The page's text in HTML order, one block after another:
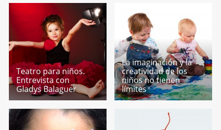
Teatro para niños.
Entrevista con
Gladys Balaguer
La imaginación y la
creatividad de los
niños no tienen
límites